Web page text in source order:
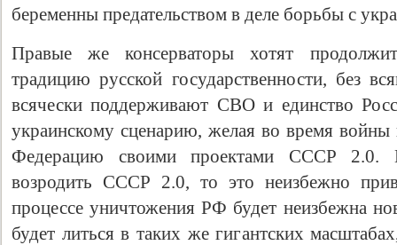
беременны предательством в деле борьбы с
Правые же консерваторы хотят
традицию русской государственности, без
всячески поддерживают СВО и единство
украинскому сценарию, желая во время войны
Федерацию своими проектами СССР 2.0.
возродить СССР 2.0, то это неизбежно
процессе уничтожения РФ будет неизбежна
будет литься в таких же гигантских